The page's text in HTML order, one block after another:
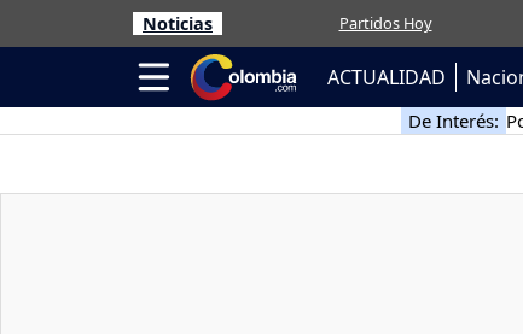
Noticias Partidos Hoy
ACTUALIDAD
De Interés: